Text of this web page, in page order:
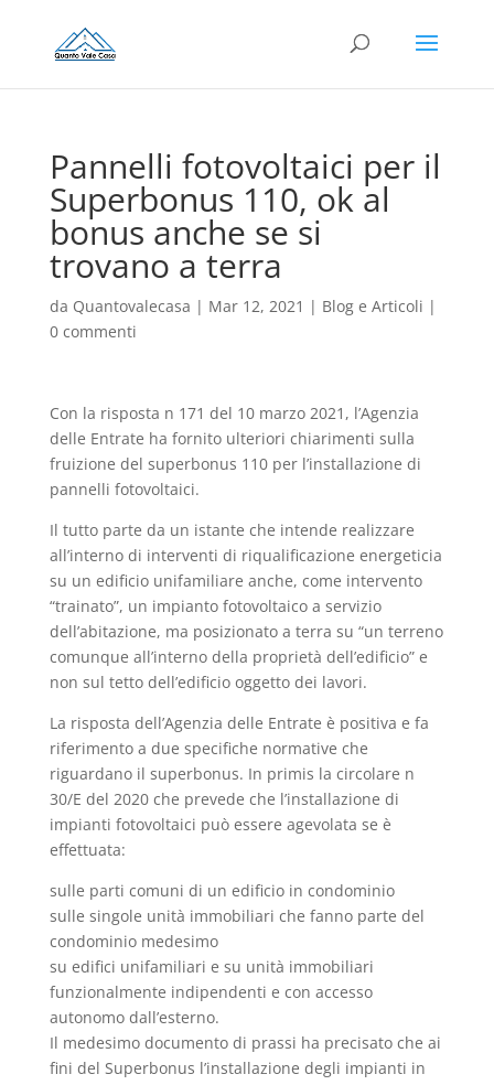
Pannelli fotovoltaici per il
Superbonus 110, ok al
bonus anche se si
trovano a terra
da Quantovalecasa | Mar 12, 2021 | Blog e Articoli |
0 commenti
Con la risposta n 171 del 10 marzo 2021, l’Agenzia
delle Entrate ha fornito ulteriori chiarimenti sulla
fruizione del superbonus 110 per l’installazione di
pannelli fotovoltaici.
Il tutto parte da un istante che intende realizzare
all’interno di interventi di riqualificazione energeticia
su un edificio unifamiliare anche, come intervento
“trainato”, un impianto fotovoltaico a servizio
dell’abitazione, ma posizionato a terra su “un terreno
comunque all’interno della proprietà dell’edificio” e
non sul tetto dell’edificio oggetto dei lavori.
La risposta dell’Agenzia delle Entrate è positiva e fa
riferimento a due specifiche normative che
riguardano il superbonus. In primis la circolare n
30/E del 2020 che prevede che l’installazione di
impianti fotovoltaici può essere agevolata se è
effettuata:
sulle parti comuni di un edificio in condominio
sulle singole unità immobiliari che fanno parte del
condominio medesimo
su edifici unifamiliari e su unità immobiliari
funzionalmente indipendenti e con accesso
autonomo dall’esterno.
Il medesimo documento di prassi ha precisato che ai
fini del Superbonus l’installazione degli impianti in